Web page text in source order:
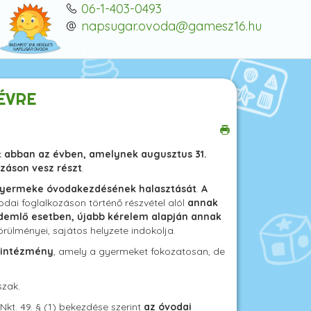
06-1-403-0493
napsugar.ovoda@gamesz16.hu
abban az évben, amelynek augusztus 31.
vesz részt.
óvodakezdésének halasztását. A
foglalkozáson történő részvétel alól annak
esetben, újabb kérelem alapján annak
sajátos helyzete indokolja.
, amely a gyermeket fokozatosan, de
49. § (1) bekezdése szerint az óvodai